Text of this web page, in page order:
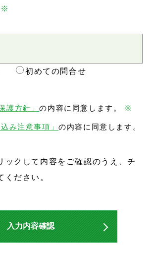
※
初めての問合せ
護方針」の内容に同意します。 ※
込み注意事項」の内容に同意します。
ックして内容をご確認のうえ、チ
ください。
入力内容確認